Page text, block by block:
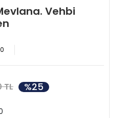
Vehbi
TL %25